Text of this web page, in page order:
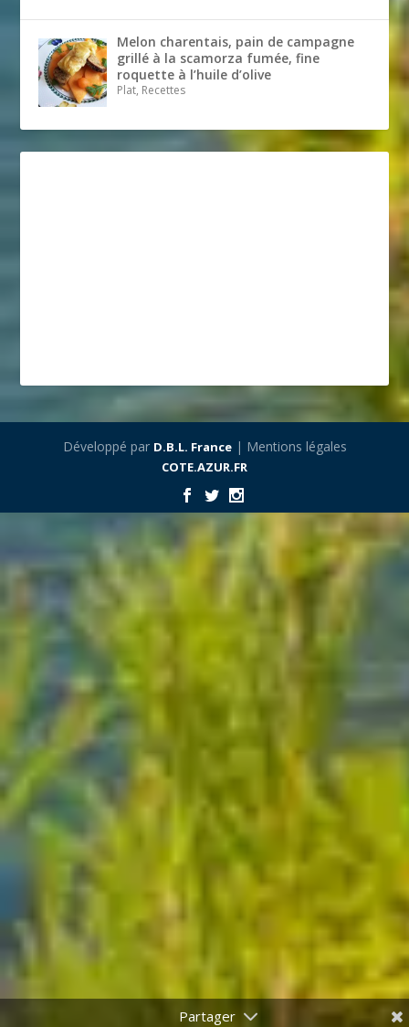
Melon charentais, pain de campagne
grillé à la scamorza fumée, fine
roquette à l’huile d’olive
Plat, Recettes
Développé par D.B.L. France| Mentions légales
COTE.AZUR.FR